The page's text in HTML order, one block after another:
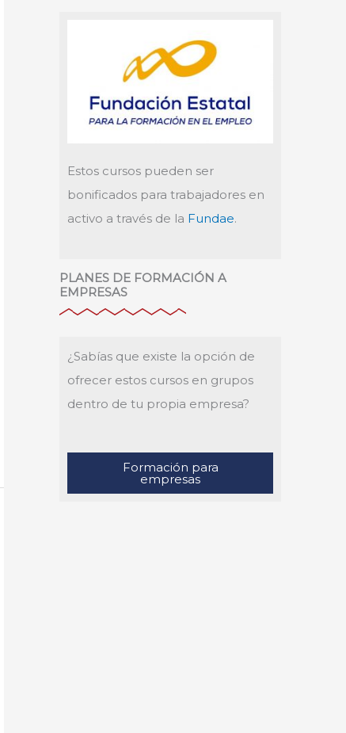
Estos cursos pueden ser
bonificados para trabajadores en
activo a través de la Fundae.
PLANES DE FORMACIÓN A
EMPRESAS
¿Sabías que existe la opción de
ofrecer estos cursos en grupos
dentro de tu propia empresa?
Formación para
empresas